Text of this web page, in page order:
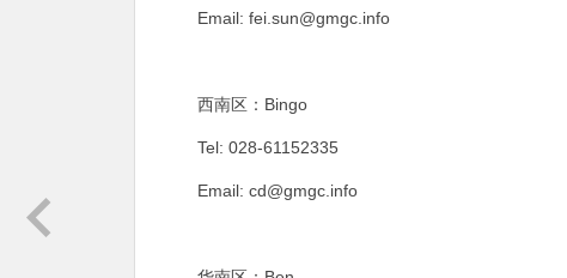
Email: fei.sun@gmgc.info
西南区：Bingo
Tel: 028-61152335
Email: cd@gmgc.info